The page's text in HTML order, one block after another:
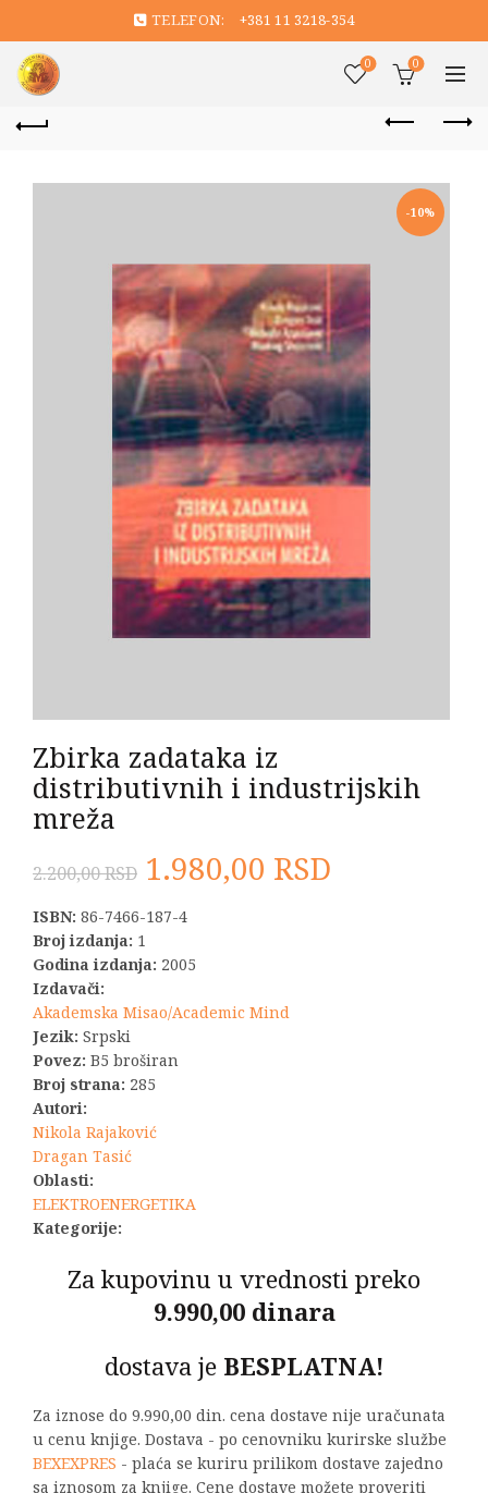
TELEFON: +381 11 3218-354
0 0
-10%
Zbirka zadataka iz
distributivnih i industrijskih
mreža
2.200,00RSD Originalna
cena
je
bila:
2.200,00 RSD.
1.980,00 RSD
ISBN: 86-7466-187-4
Broj izdanja: 1
Godina izdanja: 2005
Izdavači:
Akademska Misao/Academic Mind
Jezik: Srpski
Povez: B5 broširan
Broj strana: 285
Autori:
Nikola Rajaković
Dragan Tasić
Oblasti:
ELEKTROENERGETIKA
Kategorije:
Za kupovinu u vrednosti preko
9.990,00 dinara
dostava je BESPLATNA!
Za iznose do 9.990,00 din. cena dostave nije uračunata
u cenu knjige. Dostava - po cenovniku kurirske službe
BEXEXPRES - plaća se kuriru prilikom dostave zajedno
sa iznosom za knjige. Cene dostave možete proveriti